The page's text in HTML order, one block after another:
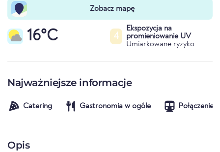
Zobacz mapę
16°C 4
Ekspozycja na
promieniowanie UV
Umiarkowane ryzyko
Najważniejsze informacje
Catering Gastronomia w ogóle Połączenie
Opis